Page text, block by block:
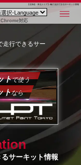
【北海道・東北エリア】4輪で走行できるサーキット情報
Chrome対応
走行できるサー
トで使う
トなら
サーキット情報